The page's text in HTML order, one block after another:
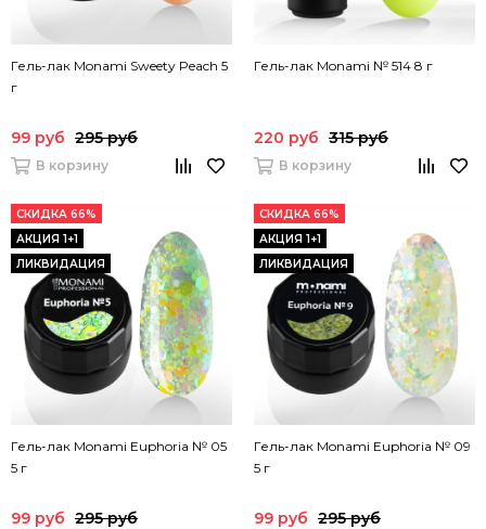
Гель-лак Monami Sweety Peach 5
г
99 руб 295 руб
В корзину
Гель-лак Monami № 514 8 г
220 руб 315 руб
В корзину
СКИДКА 66%
АКЦИЯ 1+1
ЛИКВИДАЦИЯ
Гель-лак Monami Euphoria № 05
5 г
99 руб 295 руб
СКИДКА 66%
АКЦИЯ 1+1
ЛИКВИДАЦИЯ
Гель-лак Monami Euphoria № 09
5 г
99 руб 295 руб